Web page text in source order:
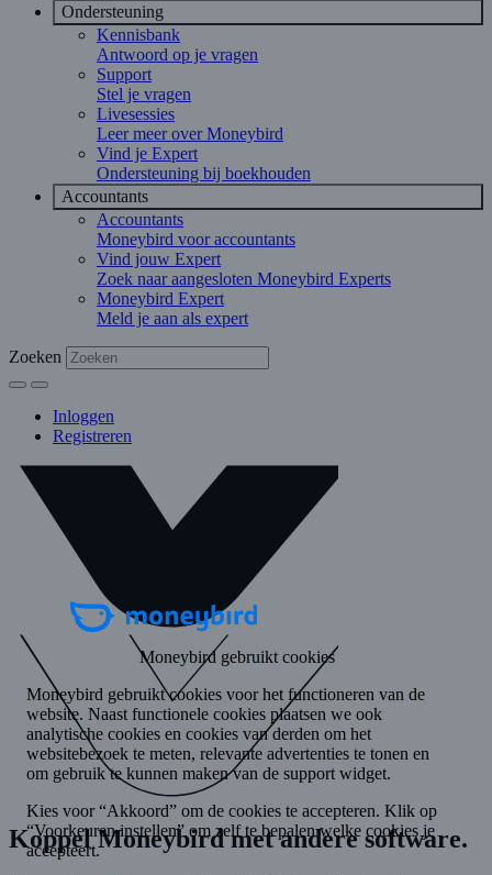
Ondersteuning
Kennisbank
Antwoord op je vragen
Support
Stel je vragen
Livesessies
Leer meer over Moneybird
Vind je Expert
Ondersteuning bij boekhouden
Accountants
Accountants
Moneybird voor accountants
Vind jouw Expert
Zoek naar aangesloten Moneybird Experts
Moneybird Expert
Meld je aan als expert
Zoeken
Inloggen
Registreren
Koppel Moneybird met andere software.